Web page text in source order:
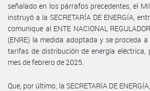
señalado en los párrafos precedentes, el
instruyó a la SECRETARÍA DE ENERGÍA,
comunique al ENTE NACIONAL
(ENRE) la medida adoptada y se proceda
tarifas de distribución de energía eléctrica,
mes de febrero de 2025.
Que, por último, la SECRETARÍA DE